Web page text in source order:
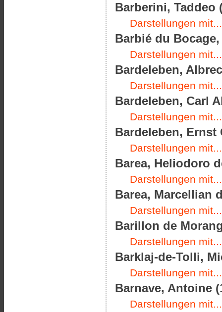
Barberini, Taddeo
Darstellungen mit...
Barbié du Bocage,
Darstellungen mit...
Bardeleben,
Darstellungen mit...
Bardeleben, Carl
Darstellungen mit...
Bardeleben, Ernst
Darstellungen mit...
Barea, Heliodoro
Darstellungen mit...
Barea, Marcellian
Darstellungen mit...
Barillon de
Darstellungen mit...
Barklaj-de-Tolli,
Darstellungen mit...
Barnave, Antoine
Darstellungen mit...